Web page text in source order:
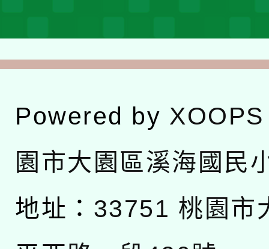
Powered by XOOPS
園市大園區溪海國民
地址： 33751 桃園市